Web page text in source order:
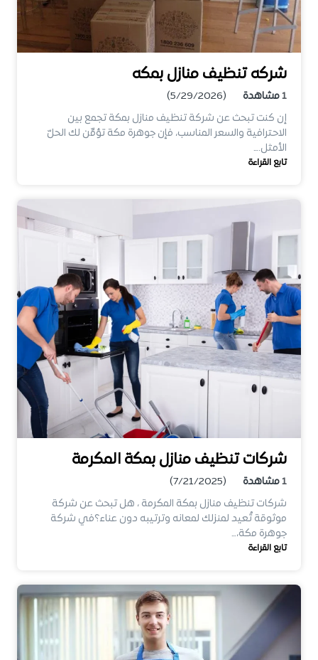
شركه تنظيف منازل بمكه
1مشاهدة
(5/29/2026)
إن كنت تبحث عن شركة تنظيف منازل بمكة تجمع بين
الاحترافية والسعر المناسب، فإن جوهرة مكة تؤمِّن لك الحلّ
الأمثل.…
تابع القراءة
شركات تنظيف منازل بمكة المكرمة
1مشاهدة
(7/21/2025)
شركات تنظيف منازل بمكة المكرمة ، هل تبحث عن شركة
موثوقة تُعيد لمنزلك لمعانه وترتيبه دون عناء؟في شركة
جوهرة مكة،…
تابع القراءة